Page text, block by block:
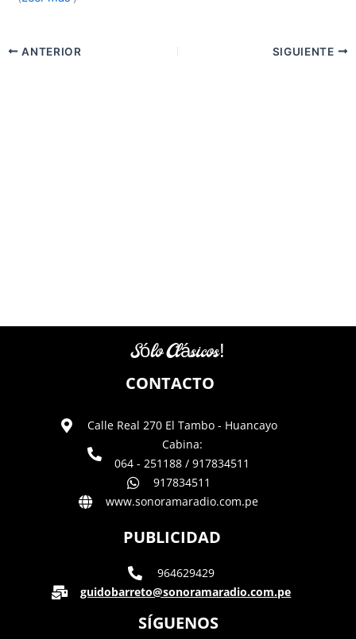
ANTERIOR SIGUIENTE
Sólo Clásicos!
CONTACTO
Calle Real 270 El Tambo - Huancayo
Cabina:
064 - 251188 / 917834511
917834511
www.sonoramaradio.com.pe
PUBLICIDAD
964629429
guidobarreto@sonoramaradio.com.pe
SÍGUENOS